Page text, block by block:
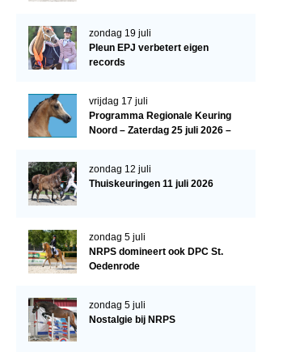
Animal Health Regulation
Marktplaats
Tarievenlijst
Veel gestelde vragen
Webshop
NRPS Select Sale
Hengstenkeuring
zondag 19 juli
Pleun EPJ verbetert eigen
records
vrijdag 17 juli
Programma Regionale Keuring
Noord – Zaterdag 25 juli 2026 –
zondag 12 juli
Thuiskeuringen 11 juli 2026
zondag 5 juli
NRPS domineert ook DPC St.
Oedenrode
zondag 5 juli
Nostalgie bij NRPS